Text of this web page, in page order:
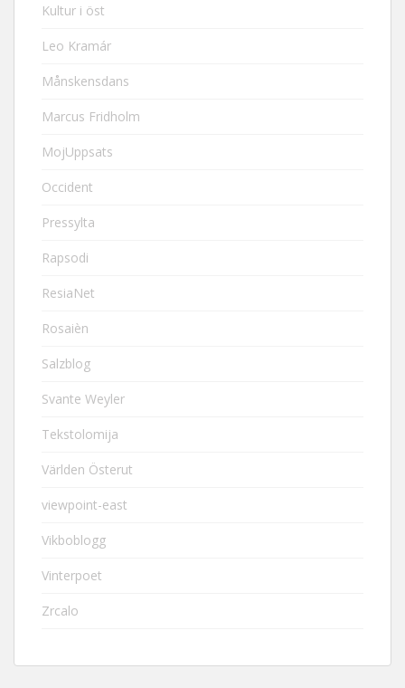
Kultur i öst
Leo Kramár
Månskensdans
Marcus Fridholm
MojUppsats
Occident
Pressylta
Rapsodi
ResiaNet
Rosaièn
Salzblog
Svante Weyler
Tekstolomija
Världen Österut
viewpoint-east
Vikboblogg
Vinterpoet
Zrcalo